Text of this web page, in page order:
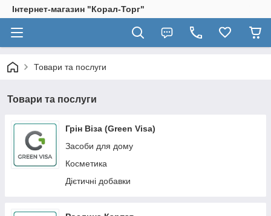
Інтернет-магазин "Корал-Торг"
Товари та послуги
Товари та послуги
Грін Віза (Green Visa)
Засоби для дому
Косметика
Дієтичні добавки